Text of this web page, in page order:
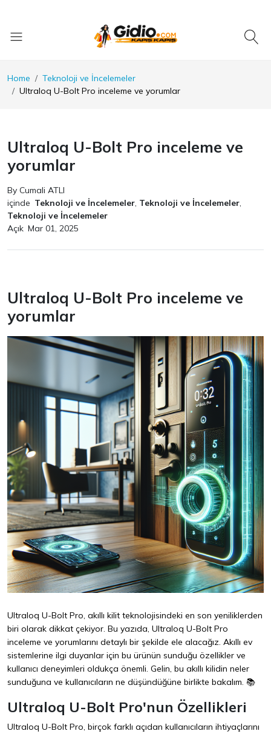
Home
Teknoloji ve İncelemeler
Ultraloq U-Bolt Pro inceleme ve yorumlar
Ultraloq U-Bolt Pro inceleme ve
yorumlar
By Cumali ATLI
içinde Teknoloji ve İncelemeler, Teknoloji ve İncelemeler,
Teknoloji ve İncelemeler
Açık Mar 01, 2025
Ultraloq U-Bolt Pro inceleme ve
yorumlar
Ultraloq U-Bolt Pro, akıllı kilit teknolojisindeki en son yeniliklerden
biri olarak dikkat çekiyor. Bu yazıda, Ultraloq U-Bolt Pro
inceleme ve yorumlarını detaylı bir şekilde ele alacağız. Akıllı ev
sistemlerine ilgi duyanlar için bu ürünün sunduğu özellikler ve
kullanıcı deneyimleri oldukça önemli. Gelin, bu akıllı kilidin neler
sunduğuna ve kullanıcıların ne düşündüğüne birlikte bakalım. 📚
Ultraloq U-Bolt Pro'nun Özellikleri
Ultraloq U-Bolt Pro, birçok farklı açıdan kullanıcıların ihtiyaçlarını